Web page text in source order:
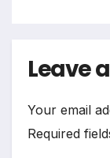
Leave
Your email
Required